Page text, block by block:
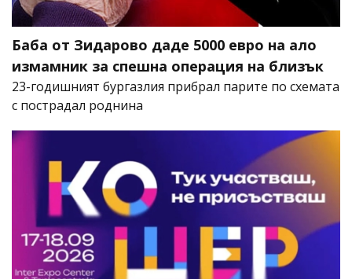
Баба от Зидарово даде 5000 евро на ало
измамник за спешна операция на близък
23-годишният бургазлия прибрал парите по схемата
с пострадал роднина